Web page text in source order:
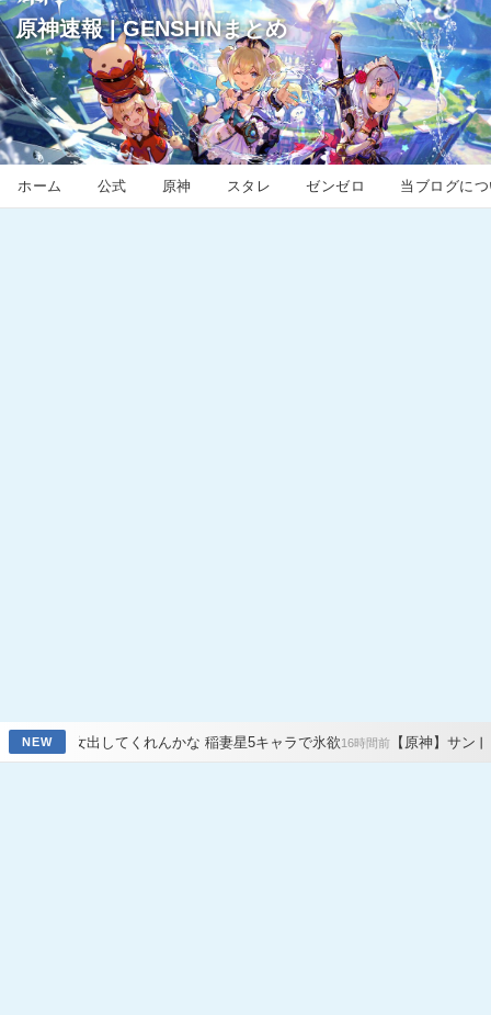
原神速報 | GENSHINまとめ
ホーム 公式 原神 スタレ ゼンゼロ 当ブログに
NEW
くれんかな 稲妻星5キャラで氷欲16時間前【原神】サンド八重七七オデッ